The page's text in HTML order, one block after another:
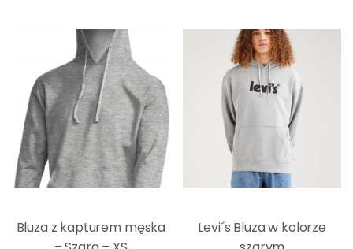
Bluza z kapturem męska
Levi´s Bluza w kolorze